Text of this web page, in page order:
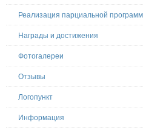
Реализация парциальной
Награды и достижения
Фотогалереи
Отзывы
Логопункт
Информация